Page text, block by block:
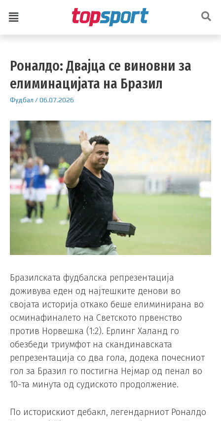
Роналдо: Двајца се виновни за
елиминацијата на Бразил
Фудбал /06.07.2026
Бразилската фудбалска репрезентација
доживува еден од најтешките денови во
својата историја откако беше елиминирана во
осминафиналето на Светското првенство
против Норвешка (1:2). Ерлинг Халанд го
обезбеди триумфот на скандинавската
репрезентација со два гола, додека почесниот
гол за Бразил го постигна Нејмар од пенал во
10-та минута од судиското продолжение.
По историскиот дебакл, легендарниот Роналдо